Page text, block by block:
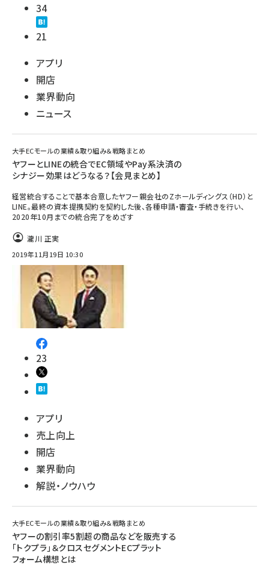
34
21
アプリ
開店
業界動向
ニュース
大手ECモールの業績＆取り組み＆戦略まとめ
ヤフーとLINEの統合でEC領域やPay系決済の
シナジー効果はどうなる？【会見まとめ】
経営統合することで基本合意したヤフー親会社のZホールディングス（HD）と
LINE。最終の資本提携契約を契約した後、各種申請・審査・手続きを行い、
2020年10月までの統合完了をめざす
瀧川 正実
2019年11月19日 10:30
23
アプリ
売上向上
開店
業界動向
解説・ノウハウ
大手ECモールの業績＆取り組み＆戦略まとめ
ヤフーの割引率5割超の商品などを販売する
「トクプラ」＆クロスセグメントECプラット
フォーム構想とは